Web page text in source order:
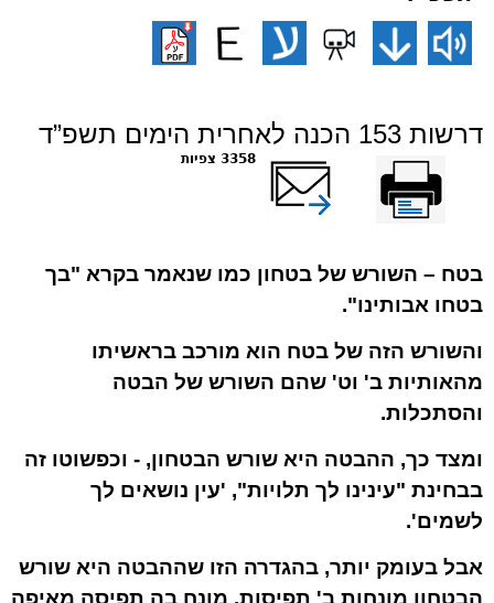
דרשות 153 הכנה לאחרית הימים תשפ”ד
3358 צפיות שלח דף במייל
בטח – השורש של בטחון כמו שנאמר בקרא "בך
בטחו אבותינו".
והשורש הזה של בטח הוא מורכב בראשיתו
מהאותיות ב' וט' שהם השורש של הבטה
והסתכלות.
ומצד כך, ההבטה היא שורש הבטחון, - וכפשוטו זה
בבחינת "עינינו לך תלויות", 'עין נושאים לך
לשמים'.
אבל בעומק יותר, בהגדרה הזו שההבטה היא שורש
הבטחון מונחות ב' תפיסות, מונח בה תפיסה מאיפה